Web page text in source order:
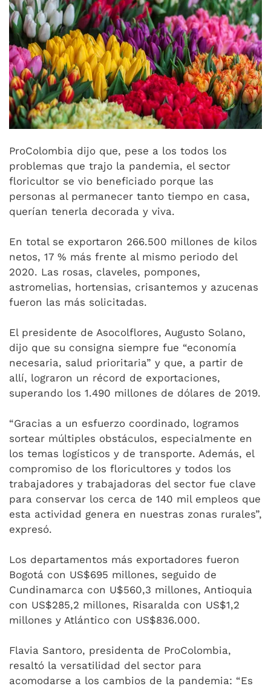
ProColombia dijo que, pese a los todos los
problemas que trajo la pandemia, el sector
floricultor se vio beneficiado porque las
personas al permanecer tanto tiempo en casa,
querían tenerla decorada y viva.
En total se exportaron 266.500 millones de kilos
netos, 17 % más frente al mismo periodo del
2020. Las rosas, claveles, pompones,
astromelias, hortensias, crisantemos y azucenas
fueron las más solicitadas.
El presidente de Asocolflores, Augusto Solano,
dijo que su consigna siempre fue “economía
necesaria, salud prioritaria” y que, a partir de
allí, lograron un récord de exportaciones,
superando los 1.490 millones de dólares de 2019.
“Gracias a un esfuerzo coordinado, logramos
sortear múltiples obstáculos, especialmente en
los temas logísticos y de transporte. Además, el
compromiso de los floricultores y todos los
trabajadores y trabajadoras del sector fue clave
para conservar los cerca de 140 mil empleos que
esta actividad genera en nuestras zonas rurales”,
expresó.
Los departamentos más exportadores fueron
Bogotá con US$695 millones, seguido de
Cundinamarca con U$560,3 millones, Antioquia
con US$285,2 millones, Risaralda con US$1,2
millones y Atlántico con US$836.000.
Flavia Santoro, presidenta de ProColombia,
resaltó la versatilidad del sector para
acomodarse a los cambios de la pandemia: “Es